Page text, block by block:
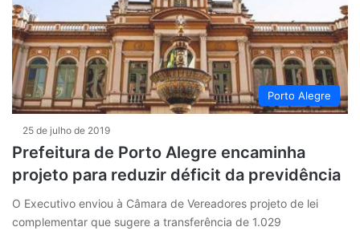
Porto Alegre
25 de julho de 2019
Prefeitura de Porto Alegre encaminha
projeto para reduzir déficit da previdência
O Executivo enviou à Câmara de Vereadores projeto de lei
complementar que sugere a transferência de 1.029